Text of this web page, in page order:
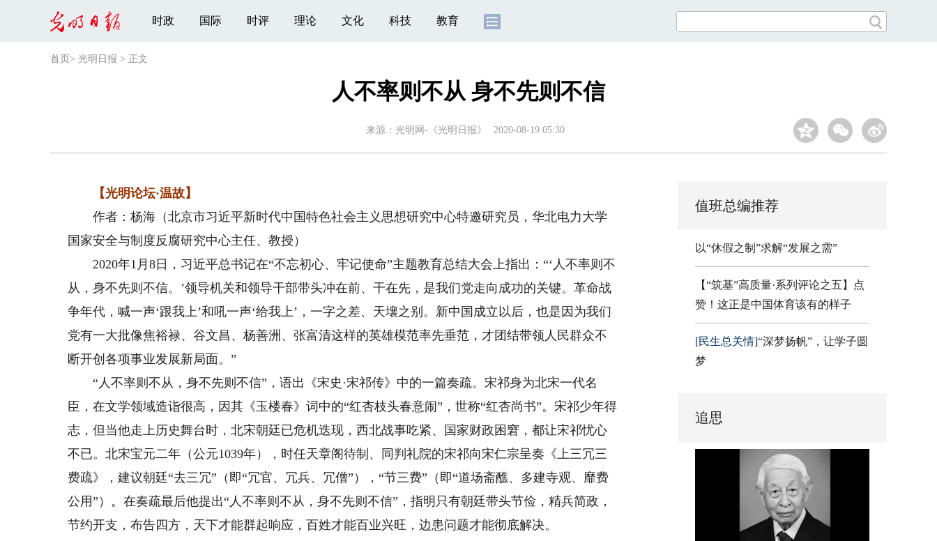
时政 国际 时评 理论 文化 科技 教育
首页 > 光明日报 > 正文
人不率则不从 身不先则不信
来源： 光明网-《光明日报》 2020-08-19 05:30
【光明论坛·温故】
作者：杨海（北京市习近平新时代中国特色社会主义思想研究中心特邀研究员，华北电力大学
国家安全与制度反腐研究中心主任、教授）
2020年1月8日，习近平总书记在“不忘初心、牢记使命”主题教育总结大会上指出：“‘人不率则不
从，身不先则不信。’领导机关和领导干部带头冲在前、干在先，是我们党走向成功的关键。革命战
争年代，喊一声‘跟我上’和吼一声‘给我上’，一字之差、天壤之别。新中国成立以后，也是因为我们
党有一大批像焦裕禄、谷文昌、杨善洲、张富清这样的英雄模范率先垂范，才团结带领人民群众不
断开创各项事业发展新局面。”
“人不率则不从，身不先则不信”，语出《宋史·宋祁传》中的一篇奏疏。宋祁身为北宋一代名
臣，在文学领域造诣很高，因其《玉楼春》词中的“红杏枝头春意闹”，世称“红杏尚书”。宋祁少年得
志，但当他走上历史舞台时，北宋朝廷已危机迭现，西北战事吃紧、国家财政困窘，都让宋祁忧心
不已。北宋宝元二年（公元1039年），时任天章阁待制、同判礼院的宋祁向宋仁宗呈奏《上三冗三
费疏》，建议朝廷“去三冗”（即“冗官、冗兵、冗僧”），“节三费”（即“道场斋醮、多建寺观、靡费
公用”）。在奏疏最后他提出“人不率则不从，身不先则不信”，指明只有朝廷带头节俭，精兵简政，
节约开支，布告四方，天下才能群起响应，百姓才能百业兴旺，边患问题才能彻底解决。
值班总编推荐
以“休假之制”求解“发展之需”
【“筑基”高质量·系列评论之五】点
赞！这正是中国体育该有的样子
[民生总关情]“深梦扬帆”，让学子圆
梦
追思